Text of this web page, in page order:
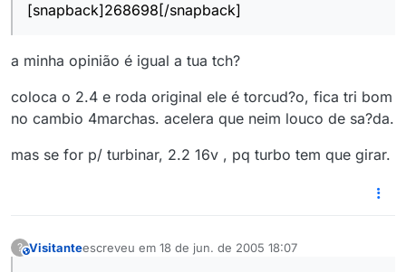
[snapback]268698[/snapback]
a minha opinião é igual a tua tch?
coloca o 2.4 e roda original ele é torcud?o, fica tri bom
no cambio 4marchas. acelera que neim louco de sa?da.
mas se for p/ turbinar, 2.2 16v , pq turbo tem que girar.
?This user is from outside of this forum
Visitanteescreveu em 18 de jun. de 2005 18:07
última edição por